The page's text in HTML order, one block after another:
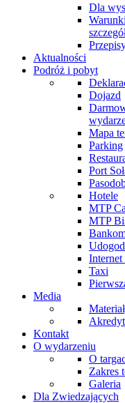
Dla
Aktualności
Podróż i pobyt
Dojazd
Mapa
Parking
Port
Hotele
MTP
MTP
Taxi
Media
Kontakt
O wydarzeniu
O
Zakres
Galeria
Dla Zwiedzających